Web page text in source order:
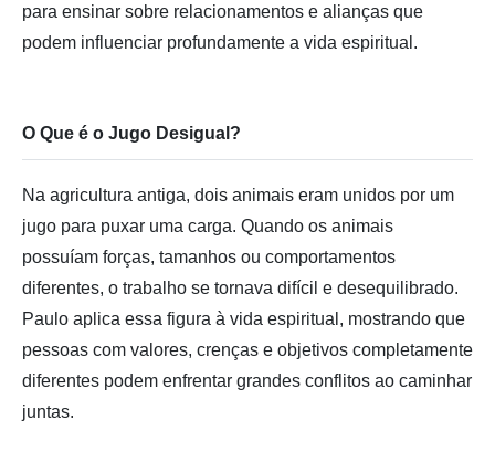
para ensinar sobre relacionamentos e alianças que
podem influenciar profundamente a vida espiritual.
O Que é o Jugo Desigual?
Na agricultura antiga, dois animais eram unidos por um
jugo para puxar uma carga. Quando os animais
possuíam forças, tamanhos ou comportamentos
diferentes, o trabalho se tornava difícil e desequilibrado.
Paulo aplica essa figura à vida espiritual, mostrando que
pessoas com valores, crenças e objetivos completamente
diferentes podem enfrentar grandes conflitos ao caminhar
juntas.